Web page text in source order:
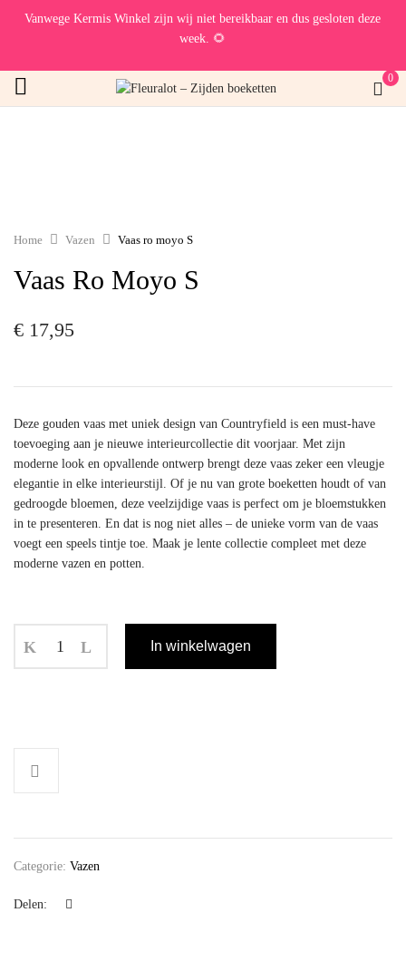
Vanwege Kermis Winkel zijn wij niet bereikbaar en dus gesloten deze
week. 🌻
0
Home Vazen Vaas ro moyo S
Vaas Ro Moyo S
€ 17,95
Deze gouden vaas met uniek design van Countryfield is een must-have
toevoeging aan je nieuwe interieurcollectie dit voorjaar. Met zijn
moderne look en opvallende ontwerp brengt deze vaas zeker een vleugje
elegantie in elke interieurstijl. Of je nu van grote boeketten houdt of van
gedroogde bloemen, deze veelzijdige vaas is perfect om je bloemstukken
in te presenteren. En dat is nog niet alles – de unieke vorm van de vaas
voegt een speels tintje toe. Maak je lente collectie compleet met deze
moderne vazen en potten.
In winkelwagen
Categorie: Vazen
Delen: